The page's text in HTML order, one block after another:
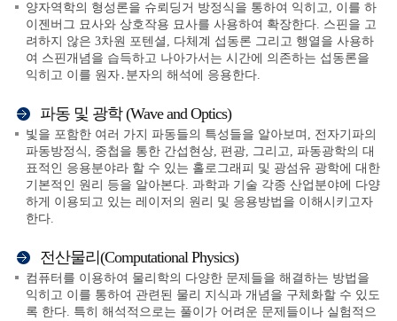
양자역학의 형성론을 슈뢰딩거 방정식을 통하여 익히고, 이를 하
이젠버그 묘사와 상호작용 묘사를 사용하여 확장한다. 스핀을 고
려하지 않은 3차원 포텐셜, 다체계 섭동론 그리고 행열을 사용하
여 스핀개념을 습득하고 나아가서는 시간에 의존하는 섭동론을
익히고 이를 원자․분자의 해석에 응용한다.
파동 및 광학 (Wave and Optics)
빛을 포함한 여러 가지 파동들의 특성들을 알아보며, 전자기파의
파동방정식, 중첩을 통한 간섭현상, 편광, 그리고, 파동광학의 대
표적인 응용분야라 할 수 있는 홀로그래피 및 광섬유 광학에 대한
기본적인 원리 등을 알아본다. 과학과 기술 각종 산업분야에 다양
하게 이용되고 있는 레이저의 원리 및 응용방법을 이해시키고자
한다.
전산물리(Computational Physics)
컴퓨터를 이용하여 물리학의 다양한 문제들을 해결하는 방법을
익히고 이를 통하여 관련된 물리 지식과 개념을 구체화할 수 있도
록 한다. 특히 해석적으로는 풀이가 어려운 문제들이나 실험적으